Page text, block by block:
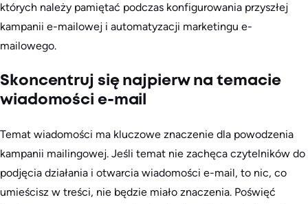
których należy pamiętać podczas konfigurowania przyszłej
kampanii e-mailowej i automatyzacji marketingu e-
mailowego.
Skoncentruj się najpierw na temacie
wiadomości e-mail
Temat wiadomości ma kluczowe znaczenie dla powodzenia
kampanii mailingowej. Jeśli temat nie zachęca czytelników do
podjęcia działania i otwarcia wiadomości e-mail, to nic, co
umieścisz w treści, nie będzie miało znaczenia. Poświęć